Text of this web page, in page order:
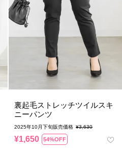
裏起毛ストレッチツイルスキ
ニーパンツ
2025年10月下旬販売価格 ¥3,630
¥1,650 54%OFF